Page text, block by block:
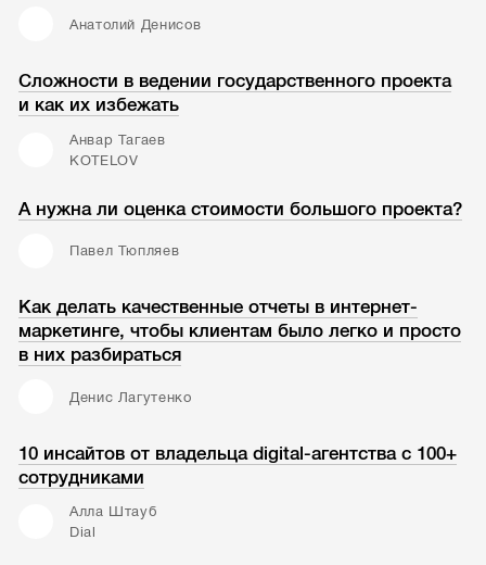
Анатолий Денисов
Сложности в ведении государственного проекта
и как их избежать
Анвар Тагаев
KOTELOV
А нужна ли оценка стоимости большого проекта?
Павел Тюпляев
Как делать качественные отчеты в интернет-
маркетинге, чтобы клиентам было легко и просто
в них разбираться
Денис Лагутенко
10 инсайтов от владельца digital-агентства с 100+
сотрудниками
Алла Штауб
Dial